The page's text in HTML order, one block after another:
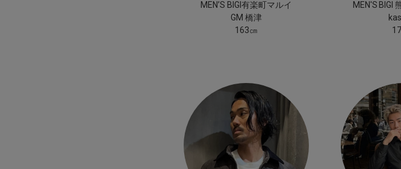
MEN’S BIGI有楽町マルイ
GM 橋津
163㎝
MEN'S BIGI